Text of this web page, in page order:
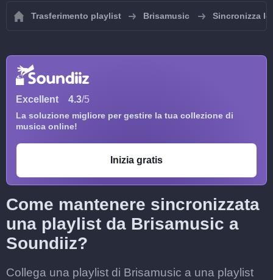
Trasferimento playlist Brisamusic Sincronizza
Excellent 4.3/5
La soluzione migliore per gestire la tua collezione di
musica online!
Inizia gratis
Come mantenere sincronizzata
una playlist da Brisamusic a
Soundiiz?
Collega una playlist di Brisamusic a una playlist